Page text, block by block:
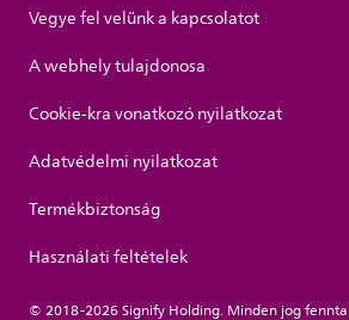
Vegye fel velünk a kapcsolatot
A webhely tulajdonosa
Cookie-kra vonatkozó nyilatkozat
Adatvédelmi nyilatkozat
Termékbiztonság
Használati feltételek
© 2018-2026 Signify Holding. Minden jog